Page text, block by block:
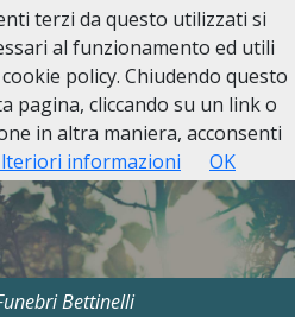
Bettinelli
terzi da questo utilizzati si
al funzionamento ed utili
policy. Chiudendo questo
pagina, cliccando su un link o
in altra maniera, acconsenti
informazioni OK